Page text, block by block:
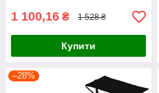
1 100,16 ₴ 1 528 ₴
Купити
–28%